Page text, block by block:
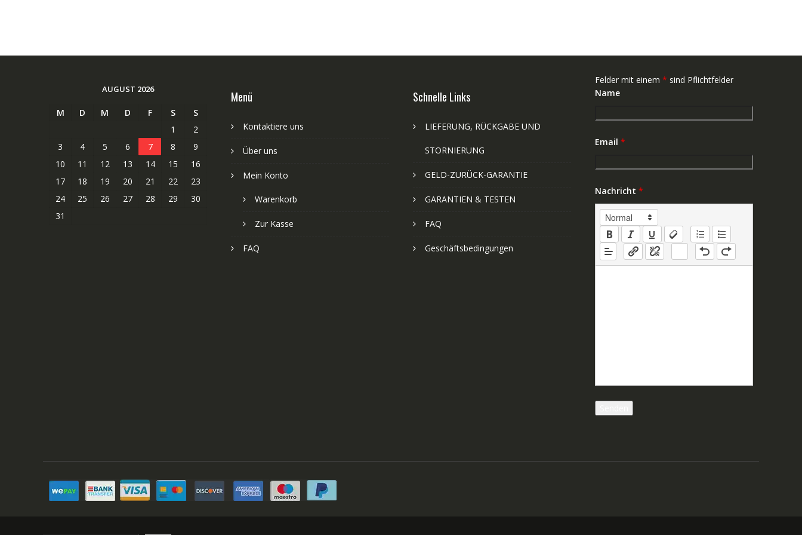
AUGUST 2026
M D M D F S
S
1
2
3
4 5 6 7 8
9
10
11 12 13 14 15
16
17
18 19 20 21 22
23
24
25 26 27 28 29
30
31
Menü
Kontaktiere uns
Über uns
Mein Konto
Warenkorb
Zur Kasse
FAQ
Schnelle Links
LIEFERUNG, RÜCKGABE UND
STORNIERUNG
GELD-ZURÜCK-GARANTIE
GARANTIEN & TESTEN
FAQ
Geschäftsbedingungen
Felder mit einem * sind Pflichtfelder
Name
Email *
Nachricht *